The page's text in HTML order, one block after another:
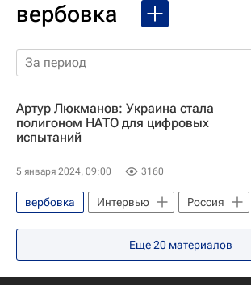
вербовка
За период
Артур Люкманов: Украина стала
полигоном НАТО для цифровых
испытаний
5 января 2024, 09:00 3160
вербовка Интервью
Россия
Украина
Кибербезопасность
Китай Африка
Еще20 материалов